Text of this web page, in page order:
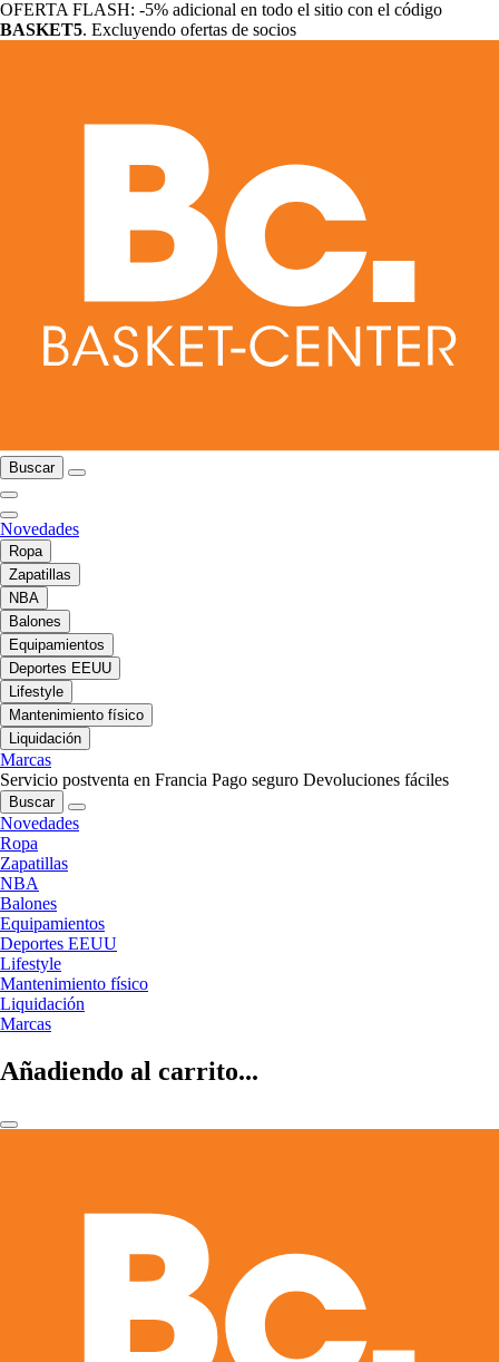
OFERTA FLASH: -5% adicional en todo el sitio con el código
BASKET5. Excluyendo ofertas de socios
Buscar
Novedades
Ropa
Zapatillas
NBA
Balones
Equipamientos
Deportes EEUU
Lifestyle
Mantenimiento físico
Liquidación
Marcas
Servicio postventa en Francia Pago seguro Devoluciones fáciles
Buscar
Novedades
Ropa
Zapatillas
NBA
Balones
Equipamientos
Deportes EEUU
Lifestyle
Mantenimiento físico
Liquidación
Marcas
Añadiendo al carrito...